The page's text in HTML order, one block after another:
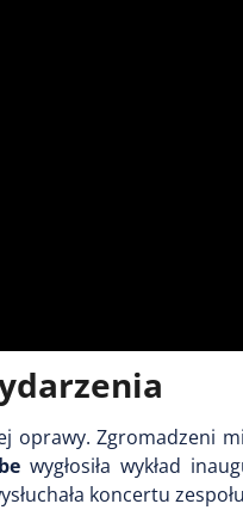
oprawy. Zgromadzeni
wygłosiła wykład
koncertu zespołu